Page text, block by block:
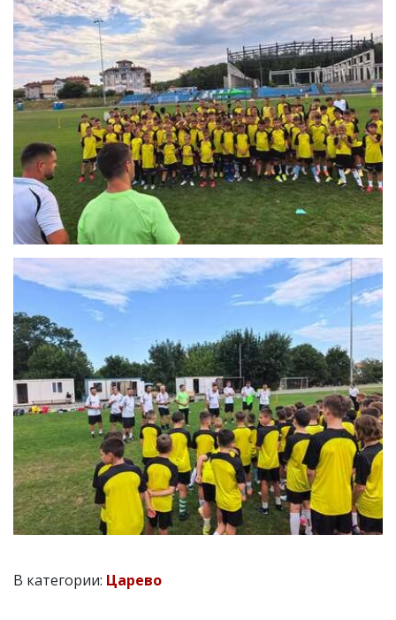
В категории: Царево